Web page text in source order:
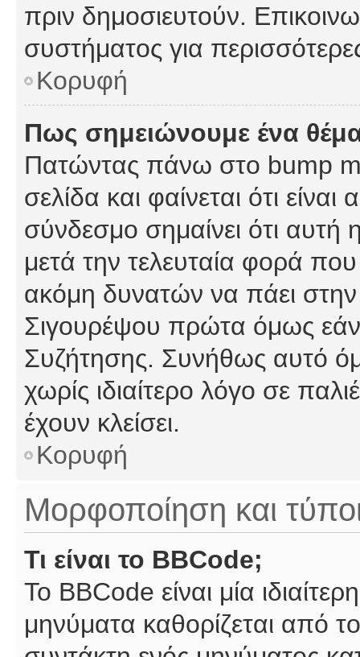
πριν δημοσιευτούν.
συστήματος για
Κορυφή
Πως σημειώνουμε ένα
Πατώντας πάνω στο bump
σελίδα και φαίνεται ότι
σύνδεσμο σημαίνει ότι αυτή
μετά την τελευταία φορά που
ακόμη δυνατών να πάει
Σιγουρέψου πρώτα όμως εάν
Συζήτησης. Συνήθως αυτό
χωρίς ιδιαίτερο λόγο σε
έχουν κλείσει.
Κορυφή
Μορφοποίηση και
Τι είναι το BBCode;
Το BBCode είναι μία
μηνύματα καθορίζεται από